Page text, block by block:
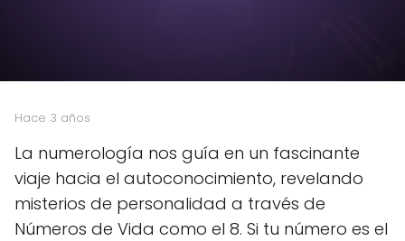
hace 3 años
La numerología nos guía en un fascinante
viaje hacia el autoconocimiento, revelando
misterios de personalidad a través de
Números de Vida como el 8. Si tu número es el